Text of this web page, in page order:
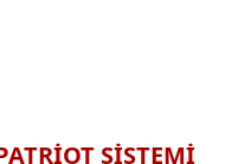
SİSTEMİ